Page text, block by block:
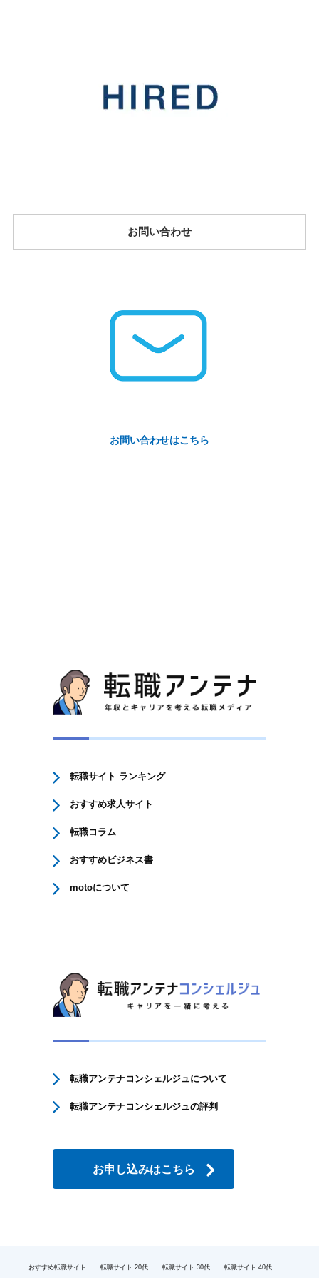
お問い合わせ
お問い合わせはこちら
転職サイト ランキング
おすすめ求人サイト
転職コラム
おすすめビジネス書
motoについて
転職アンテナコンシェルジュについて
転職アンテナコンシェルジュの評判
お申し込みはこちら
おすすめ転職サイト 転職サイト 20代 転職サイト 30代 転職サイト 40代